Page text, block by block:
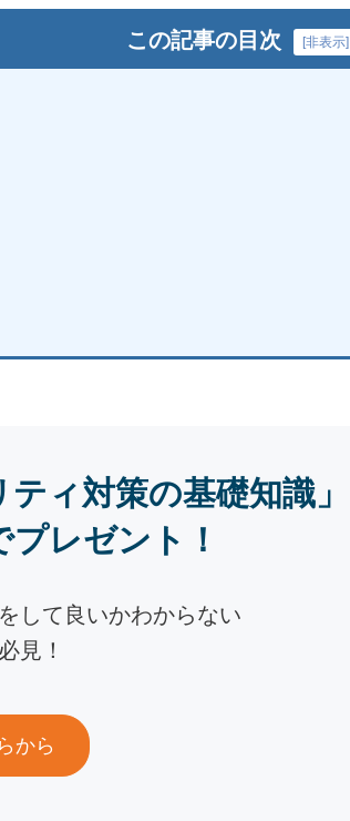
この記事の目次 [非表示]
ィ対策の基礎知識」
レゼント！
して良いかわからない
見！
から